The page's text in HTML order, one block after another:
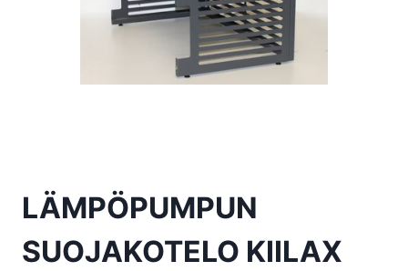
LÄMPÖPUMPUN
SUOJAKOTELO KIILAX